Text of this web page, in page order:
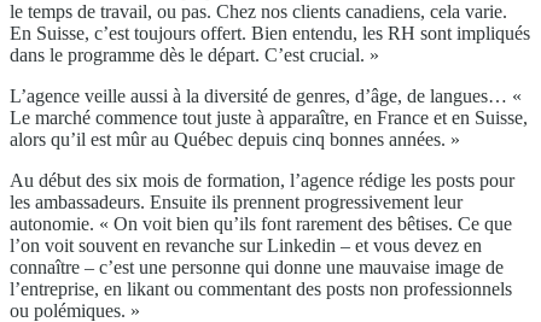
le temps de travail, ou pas. Chez nos clients canadiens, cela varie.
En Suisse, c’est toujours offert. Bien entendu, les RH sont impliqués
dans le programme dès le départ. C’est crucial. »
L’agence veille aussi à la diversité de genres, d’âge, de langues… «
Le marché commence tout juste à apparaître, en France et en Suisse,
alors qu’il est mûr au Québec depuis cinq bonnes années. »
Au début des six mois de formation, l’agence rédige les posts pour
les ambassadeurs. Ensuite ils prennent progressivement leur
autonomie. « On voit bien qu’ils font rarement des bêtises. Ce que
l’on voit souvent en revanche sur Linkedin – et vous devez en
connaître – c’est une personne qui donne une mauvaise image de
l’entreprise, en likant ou commentant des posts non professionnels
ou polémiques. »